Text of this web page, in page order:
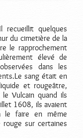
quelques
du cimetière de la
le rapprochement
élevé de
dans les
sang était en
et rougeâtre,
Vulcain quand ils
1608, ils avaient
le faire en même
sur certaines